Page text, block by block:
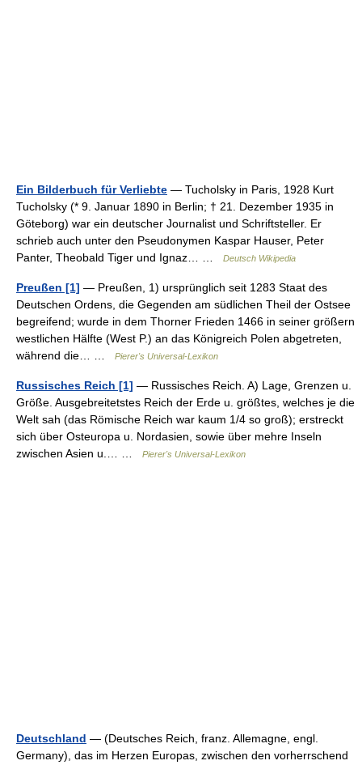
Ein Bilderbuch für Verliebte — Tucholsky in Paris, 1928 Kurt
Tucholsky (* 9. Januar 1890 in Berlin; † 21. Dezember 1935 in
Göteborg) war ein deutscher Journalist und Schriftsteller. Er
schrieb auch unter den Pseudonymen Kaspar Hauser, Peter
Panter, Theobald Tiger und Ignaz… …
Deutsch Wikipedia
Preußen [1] — Preußen, 1) ursprünglich seit 1283 Staat des
Deutschen Ordens, die Gegenden am südlichen Theil der Ostsee
begreifend; wurde in dem Thorner Frieden 1466 in seiner größern
westlichen Hälfte (West P.) an das Königreich Polen abgetreten,
während die… …
Pierer's Universal-Lexikon
Russisches Reich [1] — Russisches Reich. A) Lage, Grenzen u.
Größe. Ausgebreitetstes Reich der Erde u. größtes, welches je die
Welt sah (das Römische Reich war kaum 1/4 so groß); erstreckt
sich über Osteuropa u. Nordasien, sowie über mehre Inseln
zwischen Asien u.… …
Pierer's Universal-Lexikon
Deutschland — (Deutsches Reich, franz. Allemagne, engl.
Germany), das im Herzen Europas, zwischen den vorherrschend